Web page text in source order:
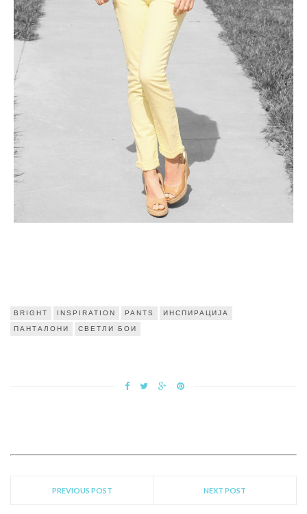
BRIGHT INSPIRATION PANTS ИНСПИРАЦИЈА
ПАНТАЛОНИ СВЕТЛИ БОИ
PREVIOUS POST NEXT POST